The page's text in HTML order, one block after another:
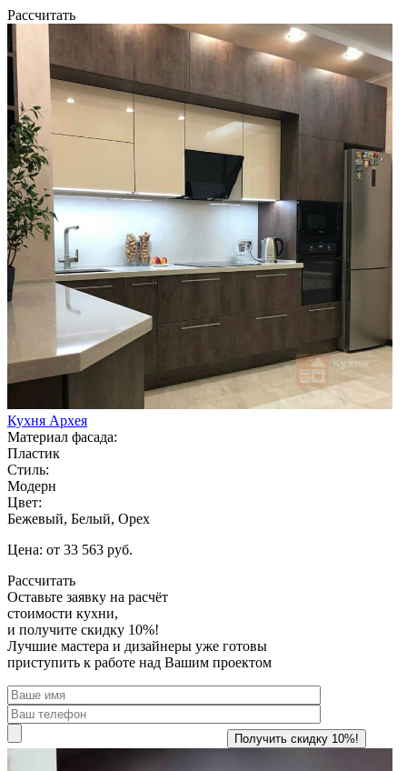
Рассчитать
Кухня Архея
Материал фасада:
Пластик
Стиль:
Модерн
Цвет:
Бежевый, Белый, Орех
Цена: от 33 563 руб.
Рассчитать
Оставьте заявку на расчёт
стоимости кухни,
и получите скидку 10%!
Лучшие мастера и дизайнеры уже готовы
приступить к работе над Вашим проектом